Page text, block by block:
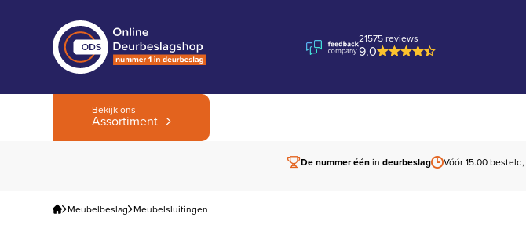
21575 reviews
9.0
Bekijk ons
Assortiment
De nummer éénin deurbeslag Vóór 15.00 besteld,
Meubelbeslag Meubelsluitingen